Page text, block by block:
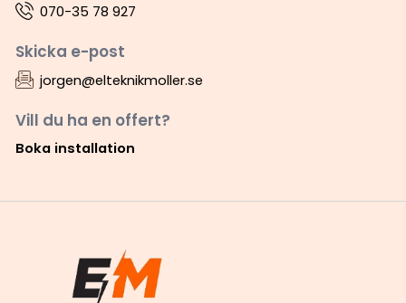
070-35 78 927
Skicka e-post
jorgen@elteknikmoller.se
Vill du ha en offert?
Boka installation